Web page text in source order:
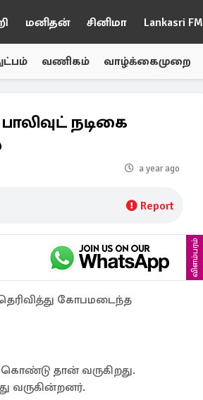
மனிதன் சினிமா Lankasri FM
வணிகம் வாழ்க்கைமுறை
நடிகை
a year ago
Report
விளம்பரம்
கோபமடைந்த
தான் வருகிறது.
வருகின்றனர்.